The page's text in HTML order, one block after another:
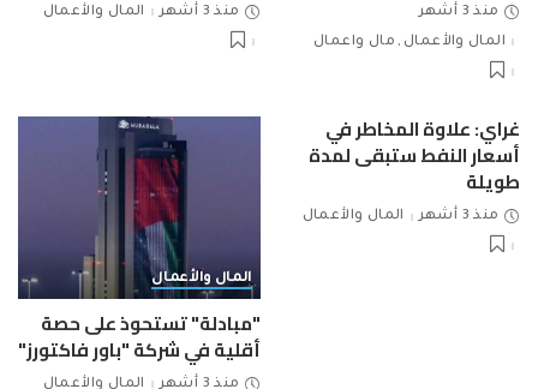
منذ 3 أشهر
المال والأعمال
مال واعمال
منذ 3 أشهر المال والأعمال
غراي: علاوة المخاطر في
أسعار النفط ستبقى لمدة
طويلة
منذ 3 أشهر المال والأعمال
المال والأعمال
"مبادلة" تستحوذ على حصة
أقلية في شركة "باور فاكتورز"
منذ 3 أشهر المال والأعمال